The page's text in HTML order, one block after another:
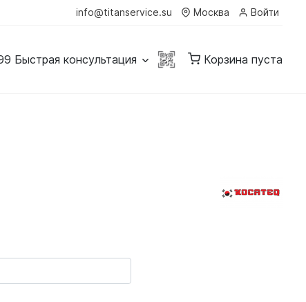
info@titanservice.su Москва Войти
Быстрая консультация Корзина пуста